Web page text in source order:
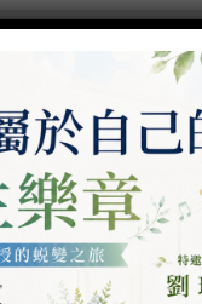
加入
到願
望清
特價